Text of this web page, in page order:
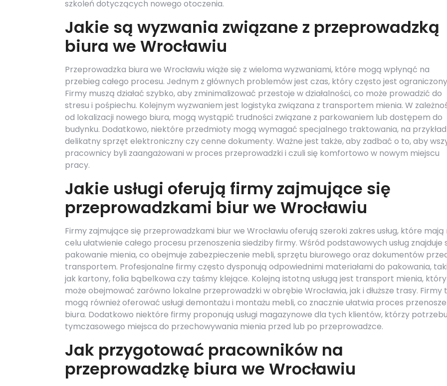
szkoleń dotyczących nowego otoczenia.
Jakie są wyzwania związane z przeprowadzką
biura we Wrocławiu
Przeprowadzka biura we Wrocławiu wiąże się z wieloma wyzwaniami, które mogą wpłynąć na
przebieg całego procesu. Jednym z głównych problemów jest czas, który często jest
Firmy muszą działać szybko, aby zminimalizować przestoje w działalności, co może prowadzić do
stresu i pośpiechu. Kolejnym wyzwaniem jest logistyka związana z transportem mienia. W
od lokalizacji nowego biura, mogą wystąpić trudności związane z parkowaniem lub dostępem do
budynku. Dodatkowo, niektóre przedmioty mogą wymagać specjalnego traktowania, na przykład
delikatny sprzęt elektroniczny czy cenne dokumenty. Ważne jest także, aby zadbać o to, aby
pracownicy byli zaangażowani w proces przeprowadzki i czuli się komfortowo w nowym miejscu
pracy.
Jakie usługi oferują firmy zajmujące się
przeprowadzkami biur we Wrocławiu
Firmy zajmujące się przeprowadzkami biur we Wrocławiu oferują szeroki zakres usług, które mają
celu ułatwienie całego procesu przenoszenia siedziby firmy. Wśród podstawowych usług znajduje
pakowanie mienia, co obejmuje zabezpieczenie mebli, sprzętu biurowego oraz dokumentów
transportem. Profesjonalne firmy często dysponują odpowiednimi materiałami do pakowania,
jak kartony, folia bąbelkowa czy taśmy klejące. Kolejną istotną usługą jest transport mienia, który
może obejmować zarówno lokalne przeprowadzki w obrębie Wrocławia, jak i dłuższe trasy. Firmy
mogą również oferować usługi demontażu i montażu mebli, co znacznie ułatwia proces
biura. Dodatkowo niektóre firmy proponują usługi magazynowe dla tych klientów, którzy
tymczasowego miejsca do przechowywania mienia przed lub po przeprowadzce.
Jak przygotować pracowników na
przeprowadzkę biura we Wrocławiu